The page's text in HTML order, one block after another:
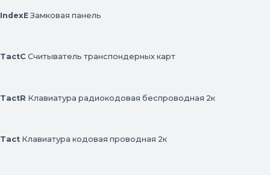
IndexE Замковая панель
TactC Считыватель транспондерных карт
TactR Клавиатура радиокодовая беспроводная 2к
Tact Клавиатура кодовая проводная 2к